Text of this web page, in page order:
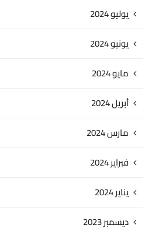
يوليو 2024
يونيو 2024
مايو 2024
أبريل 2024
مارس 2024
فبراير 2024
يناير 2024
ديسمبر 2023